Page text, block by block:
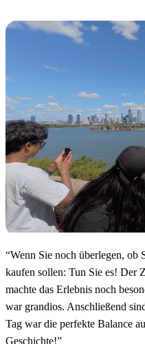
“Wenn Sie noch überlegen, ob
kaufen sollen: Tun Sie es! Der
machte das Erlebnis noch
war grandios. Anschließend
Tag war die perfekte Balance
Geschichte!”